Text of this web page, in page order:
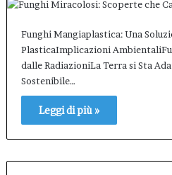
Funghi Mangiaplastica: Una
PlasticaImplicazioni
dalle RadiazioniLa Terra si Sta
Sostenibile…
Leggi di più »